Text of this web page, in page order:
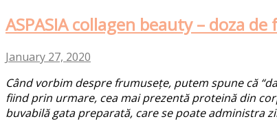
ASPASIA collagen beauty – doza
January 27, 2020
Când vorbim despre frumusețe, putem spune că
fiind prin urmare, cea mai prezentă proteină din
buvabilă gata preparată, care se poate administra